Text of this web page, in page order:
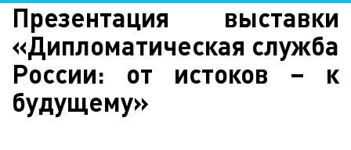
Презентация выставки
«Дипломатическая служба
России: от истоков – к
будущему»